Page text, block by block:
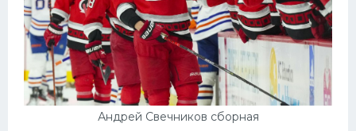
Андрей Свечников сборная